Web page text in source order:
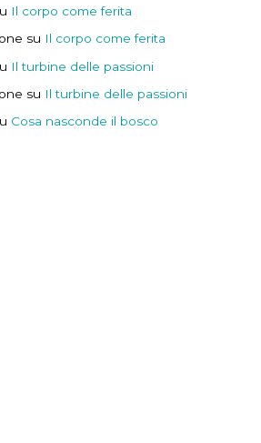
Il corpo come ferita
su Il corpo come ferita
Il turbine delle passioni
su Il turbine delle passioni
Cosa nasconde il bosco